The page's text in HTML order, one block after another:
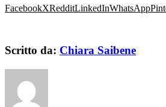
FacebookXRedditLinkedInWhatsApp
Scritto da: Chiara Saibene